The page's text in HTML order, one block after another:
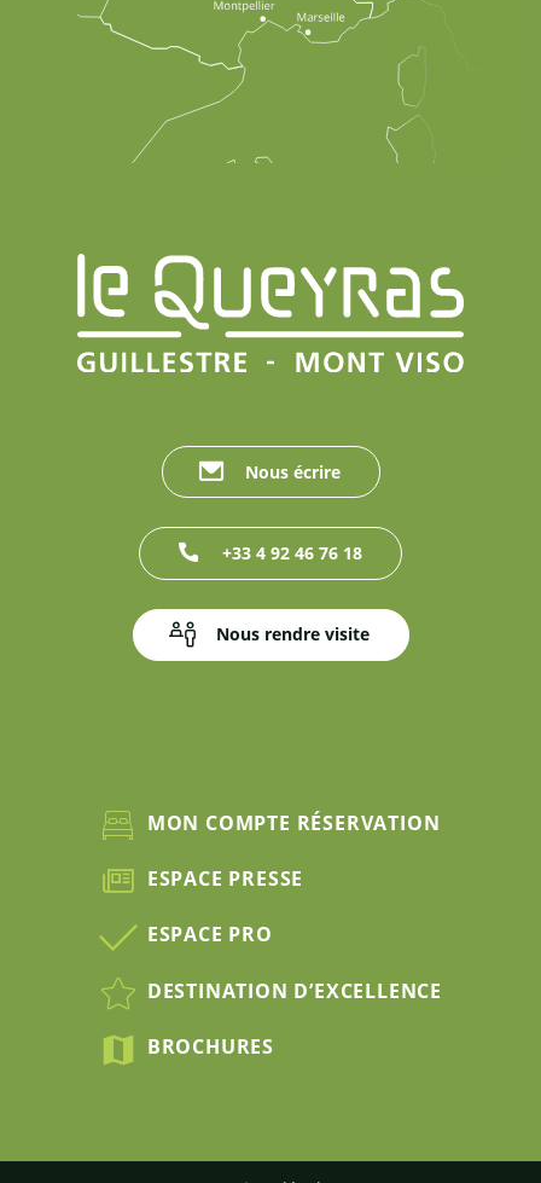
Nous écrire
+33 4 92 46 76 18
Nous rendre visite
MON COMPTE RÉSERVATION
ESPACE PRESSE
ESPACE PRO
DESTINATION D’EXCELLENCE
BROCHURES